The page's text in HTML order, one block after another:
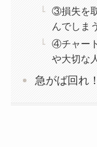
③損失を
んでしまう
④チャー
や大切な
急がば回れ